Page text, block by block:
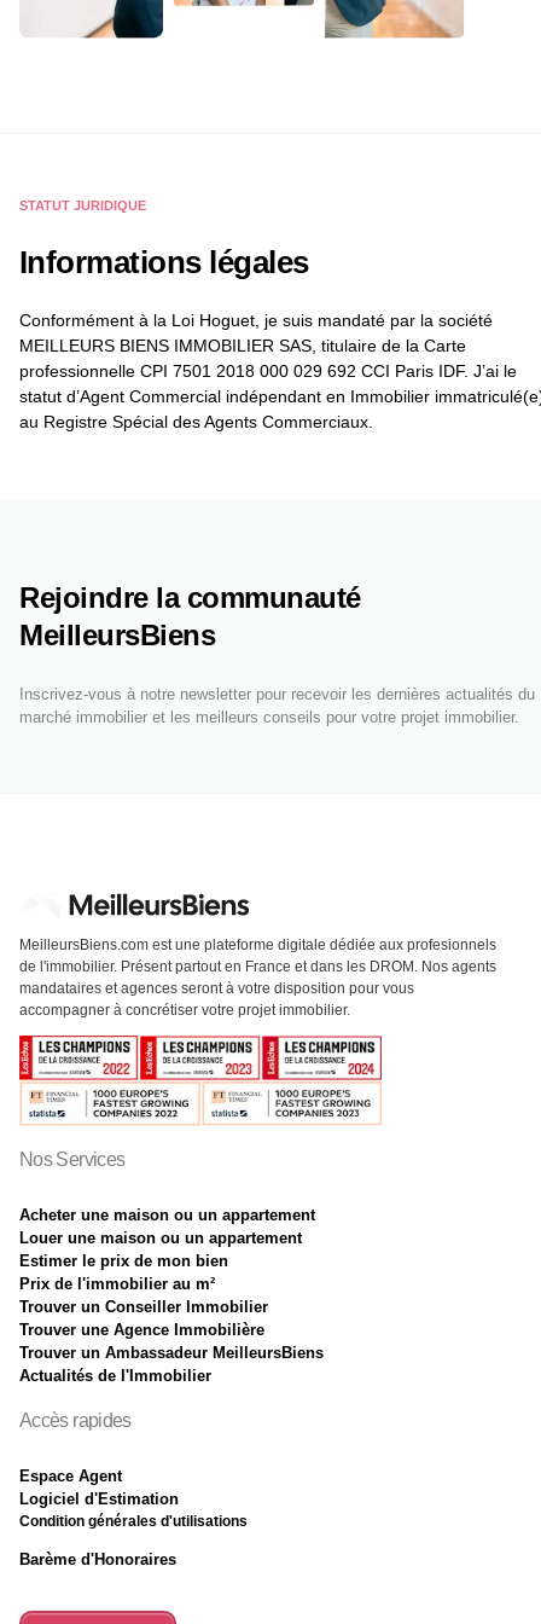
STATUT JURIDIQUE
Informations légales
Conformément à la Loi Hoguet, je suis mandaté par la société
MEILLEURS BIENS IMMOBILIER SAS, titulaire de la Carte
professionnelle CPI 7501 2018 000 029 692 CCI Paris IDF. J’ai le
statut d’Agent Commercial indépendant en Immobilier
au Registre Spécial des Agents Commerciaux.
Rejoindre la communauté
MeilleursBiens
Inscrivez-vous à notre newsletter pour recevoir les dernières actualités du
marché immobilier et les meilleurs conseils pour votre projet immobilier.
MeilleursBiens.com est une plateforme digitale dédiée aux profesionnels
de l'immobilier. Présent partout en France et dans les DROM. Nos agents
mandataires et agences seront à votre disposition pour vous
accompagner à concrétiser votre projet immobilier.
Nos Services
Acheter une maison ou un appartement
Louer une maison ou un appartement
Estimer le prix de mon bien
Prix de l'immobilier au m²
Trouver un Conseiller Immobilier
Trouver une Agence Immobilière
Trouver un Ambassadeur MeilleursBiens
Actualités de l'Immobilier
Accès rapides
Espace Agent
Logiciel d'Estimation
Condition générales d'utilisations
Barème d'Honoraires